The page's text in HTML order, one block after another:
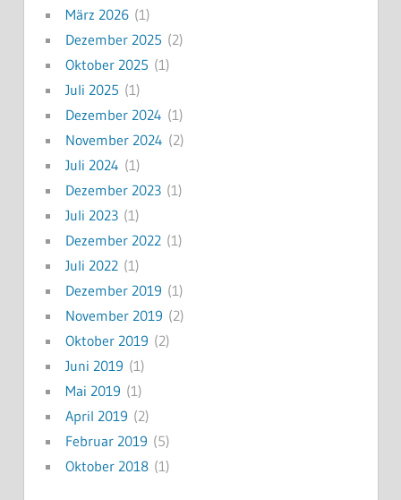
März 2026(1)
Dezember 2025 (2)
Oktober 2025 (1)
Juli 2025 (1)
Dezember 2024 (1)
November 2024 (2)
Juli 2024 (1)
Dezember 2023(1)
Juli 2023(1)
Dezember 2022(1)
Juli 2022(1)
Dezember 2019 (1)
November 2019 (2)
Oktober 2019 (2)
Juni 2019 (1)
Mai 2019 (1)
April 2019 (2)
Februar 2019 (5)
Oktober 2018(1)